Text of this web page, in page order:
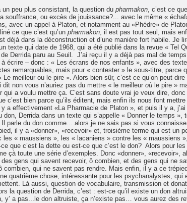
un peu plus consistant, la question du pharmakon, c’est ce
souffrance, ou excès de jouissance?... avec le même «
avec un appel à Platon, et notamment au «Phédre» de
ce que c’est qu’un pharmakon, il est pas tout seul, mais
déjà dans la déconstruction et d’une manière fort habile. Je
texte qui date de 1968, qui a été publié dans la revue « Tel
Derrida paru au Seuil. J’ai reçu il y a déjà pas mal de
à écrire – donc : « Les écrans de nos enfants », avec des
remarquables, mais pour « contester » le sous-titre,
Le meilleur ou le pire ». Alors bien sûr, c’est ce qu’on peut
non vous n’auriez pas du mettre « le meilleur où le pire »
qui a voulu mettre ça. C’est sans doute vrai je veux dire,
c’est bien parce qu’ils éditent, mais enfin ils nous font
a effectivement «La Pharmacie de Platon », et puis il y a,
Derrida dans un texte qui s’appelle « Donner le temps
Il parle du don comme... alors je ne sais pas si vous
il y a «donner», «recevoir» et, troisième terme qui est un
les « maussiens », les « lacaniens » contre les « maussiens
que c’est la dette ou est-ce que c’est le don? Alors pour
çà toute une série d’exemples. Donc «donner», «recevoir»,
gens qui savent recevoir, ô combien, et des gens qui ne
combien, qui ne savent pas rendre. Mais enfin, il y a ce
quatrième chose, intéressante pour les psychanalystes,
Là aussi, question de vocabulaire, transmission et
la question de Derrida, c’est : est-ce qu’il existe un don
y’ a pas...le don altruiste, ça n’existe pas… vous aurez des